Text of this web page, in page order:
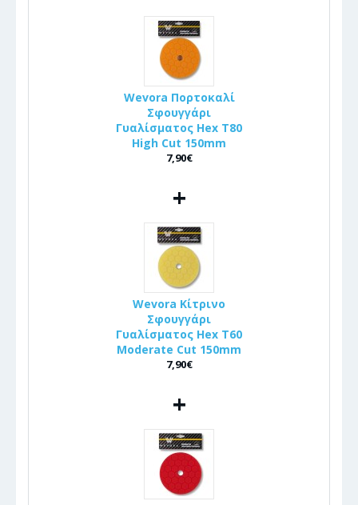
Wevora Πορτοκαλί
Σφουγγάρι
Γυαλίσματος Hex T80
High Cut 150mm
7,90€
+
Wevora Κίτρινο
Σφουγγάρι
Γυαλίσματος Hex T60
Moderate Cut 150mm
7,90€
+